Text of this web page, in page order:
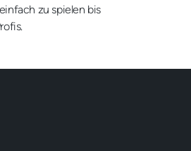
zu spielen bis